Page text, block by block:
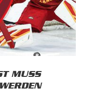
MUSS